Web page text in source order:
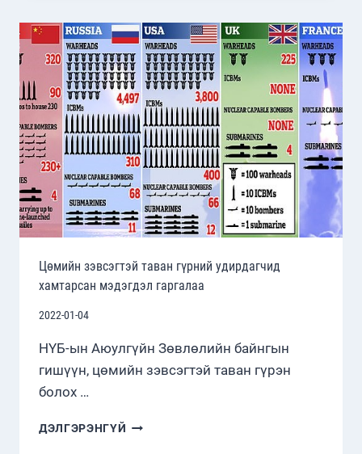
БАТЛАН
ХАМГААЛАХ
САЛБАРЫНХАА
ТӨСӨВТ
ОНЦГОЙ
АНХААРЧЭЭ
Цөмийн зэвсэгтэй таван гүрний удирдагчид
хамтарсан мэдэгдэл гаргалаа
2022-01-04
НҮБ-ын Аюулгүйн Зөвлөлийн байнгын
гишүүн, цөмийн зэвсэгтэй таван гүрэн
болох …
ДЭЛГЭРЭНГҮЙ ЦӨМИЙН